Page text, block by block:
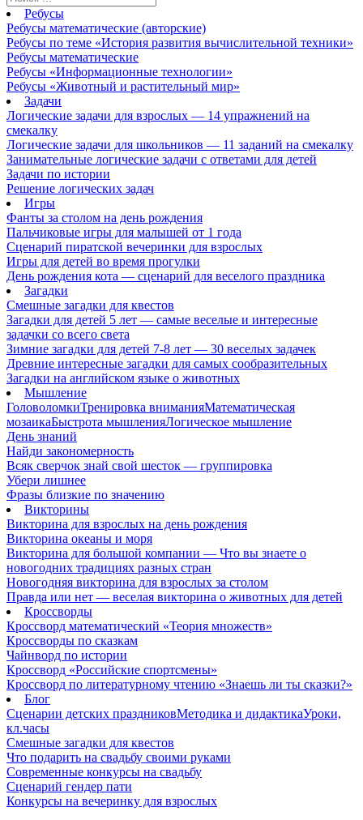
Ребусы
Ребусы математические (авторские)
Ребусы по теме «История развития вычислительной техники»
Ребусы математические
Ребусы «Информационные технологии»
Ребусы «Животный и растительный мир»
Задачи
Логические задачи для взрослых — 14 упражнений на
смекалку
Логические задачи для школьников — 11 заданий на смекалку
Занимательные логические задачи с ответами для детей
Задачи по истории
Решение логических задач
Игры
Фанты за столом на день рождения
Пальчиковые игры для малышей от 1 года
Сценарий пиратской вечеринки для взрослых
Игры для детей во время прогулки
День рождения кота — сценарий для веселого праздника
Загадки
Смешные загадки для квестов
Загадки для детей 5 лет — самые веселые и интересные
задачки со всего света
Зимние загадки для детей 7-8 лет — 30 веселых задачек
Древние интересные загадки для самых сообразительных
Загадки на английском языке о животных
Мышление
ГоловоломкиТренировка вниманияМатематическая
мозаикаБыстрота мышленияЛогическое мышление
День знаний
Найди закономерность
Всяк сверчок знай свой шесток — группировка
Убери лишнее
Фразы близкие по значению
Викторины
Викторина для взрослых на день рождения
Викторина океаны и моря
Викторина для большой компании — Что вы знаете о
новогодних традициях разных стран
Новогодняя викторина для взрослых за столом
Правда или нет — веселая викторина о животных для детей
Кроссворды
Кроссворд математический «Теория множеств»
Кроссворды по сказкам
Чайнворд по истории
Кроссворд «Российские спортсмены»
Кроссворд по литературному чтению «Знаешь ли ты сказки?»
Блог
Сценарии детских праздниковМетодика и дидактикаУроки,
кл.часы
Смешные загадки для квестов
Что подарить на свадьбу своими руками
Современные конкурсы на свадьбу
Сценарий гендер пати
Конкурсы на вечеринку для взрослых